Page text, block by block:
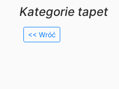
Kategorie tapet
<< Wróć